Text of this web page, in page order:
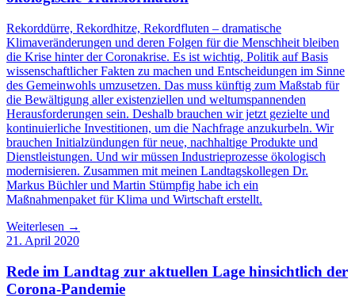
Rekorddürre, Rekordhitze, Rekordfluten – dramatische
Klimaveränderungen und deren Folgen für die Menschheit bleiben
die Krise hinter der Coronakrise. Es ist wichtig, Politik auf Basis
wissenschaftlicher Fakten zu machen und Entscheidungen im Sinne
des Gemeinwohls umzusetzen. Das muss künftig zum Maßstab für
die Bewältigung aller existenziellen und weltumspannenden
Herausforderungen sein. Deshalb brauchen wir jetzt gezielte und
kontinuierliche Investitionen, um die Nachfrage anzukurbeln. Wir
brauchen Initialzündungen für neue, nachhaltige Produkte und
Dienstleistungen. Und wir müssen Industrieprozesse ökologisch
modernisieren. Zusammen mit meinen Landtagskollegen Dr.
Markus Büchler und Martin Stümpfig habe ich ein
Maßnahmenpaket für Klima und Wirtschaft erstellt.
Weiterlesen →
21. April 2020
Rede im Landtag zur aktuellen Lage hinsichtlich der
Corona-Pandemie